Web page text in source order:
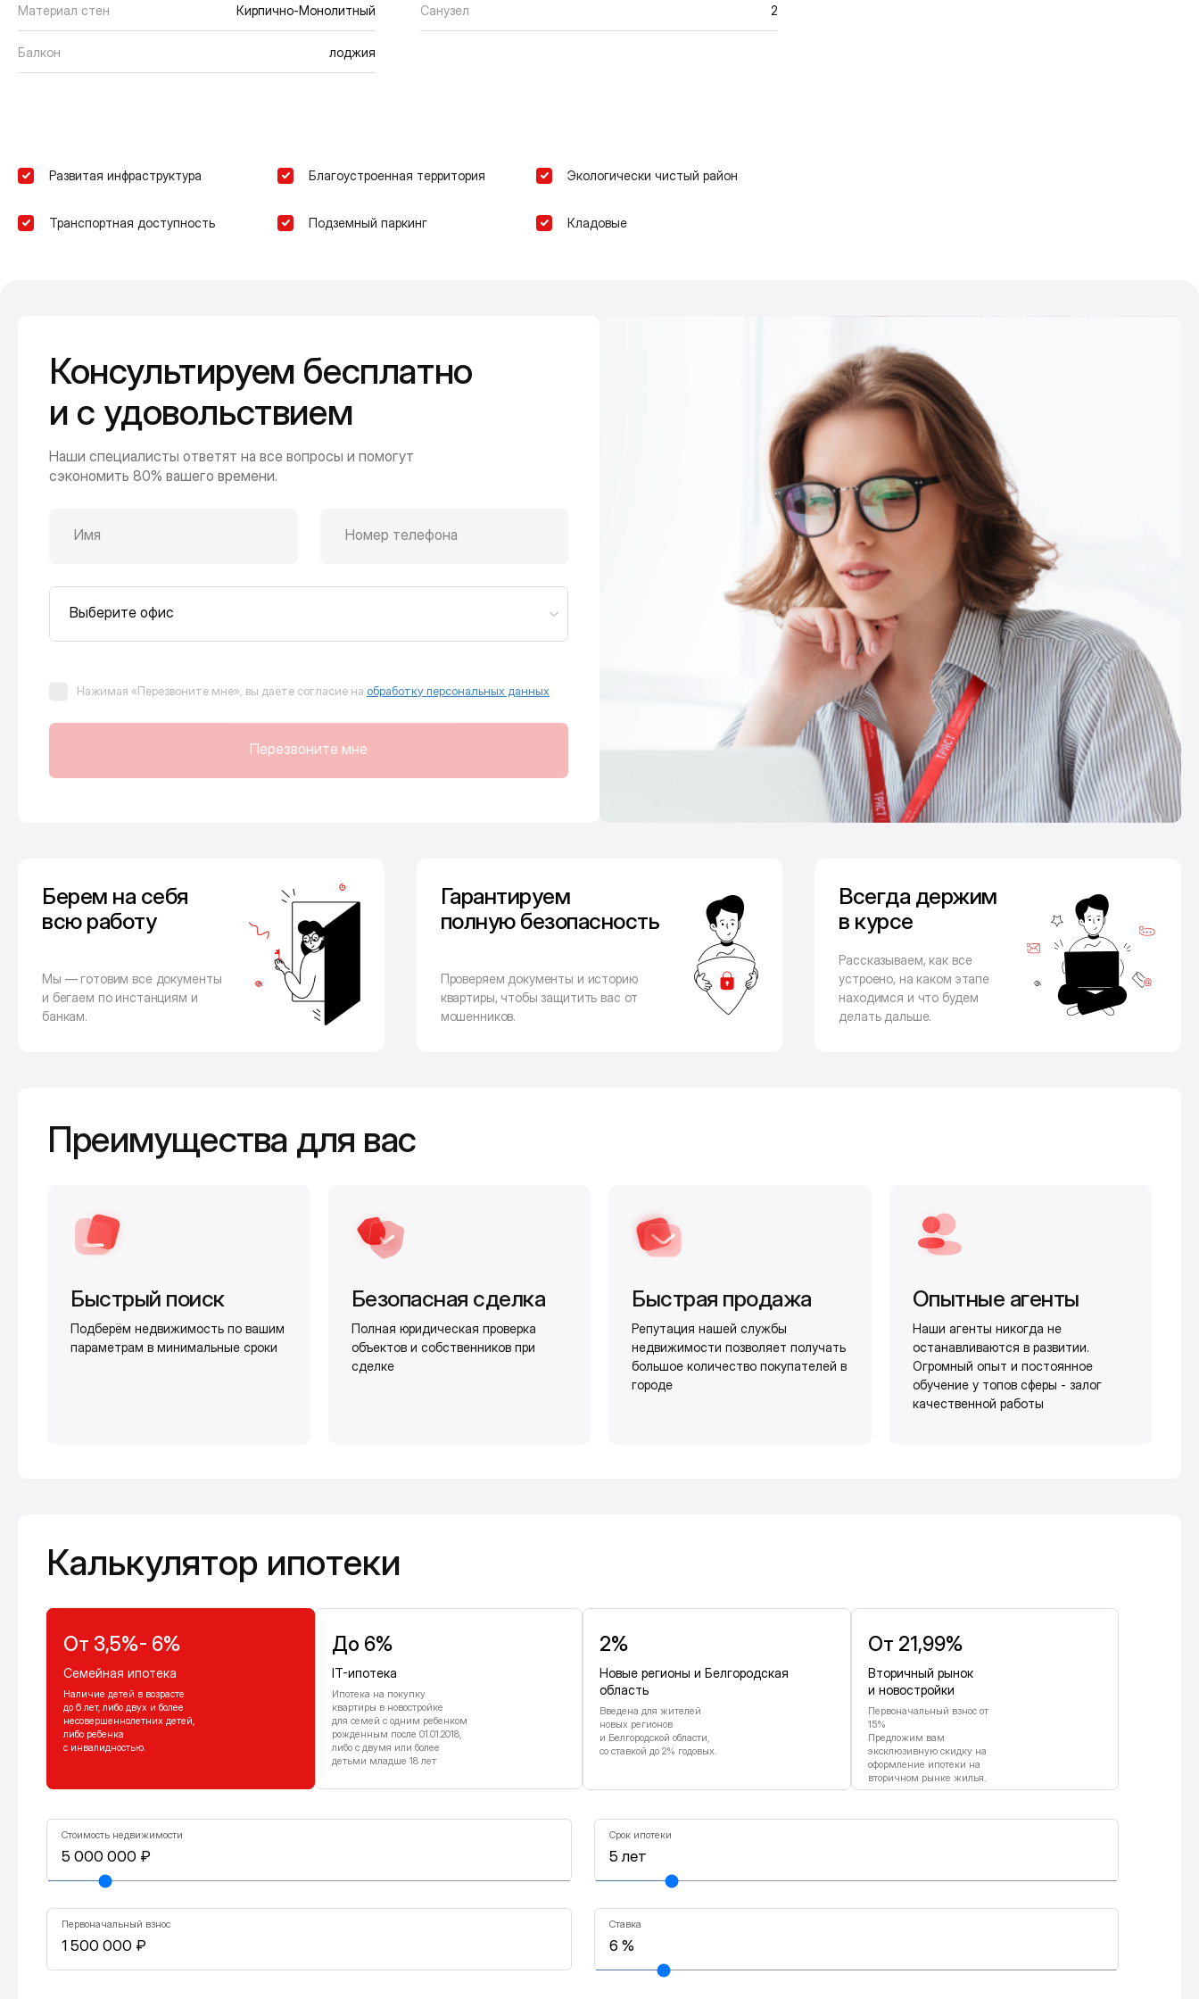
Материал стен Кирпично-Монолитный Санузел 2
Балкон лоджия
Развитая инфраструктура Благоустроенная территория Экологически чистый район
Транспортная доступность Подземный паркинг Кладовые
Консультируем бесплатно
и с удовольствием
Наши специалисты ответят на все вопросы и помогут
сэкономить 80% вашего времени.
Имя Номер телефона
Выберите офис
Нажимая «Перезвоните мне», вы даёте согласие на обработку персональных данных
Перезвоните мне
Берем на себя
всю работу
Мы — готовим все документы
и бегаем по инстанциям и
банкам.
Гарантируем
полную безопасность
Проверяем документы и историю
квартиры, чтобы защитить вас от
мошенников.
Всегда держим
в курсе
Рассказываем, как все
устроено, на каком этапе
находимся и что будем
делать дальше.
Преимущества для вас
Быстрый поиск
Подберём недвижимость по вашим
параметрам в минимальные сроки
Безопасная сделка
Полная юридическая проверка
объектов и собственников при
сделке
Быстрая продажа
Репутация нашей службы
недвижимости позволяет получать
большое количество покупателей в
городе
Опытные агенты
Наши агенты никогда не
останавливаются в развитии.
Огромный опыт и постоянное
обучение у топов сферы - залог
качественной работы
Калькулятор ипотеки
От 3,5%- 6%
Семейная ипотека
Наличие детей в возрасте
до 6 лет, либо двух и более
несовершеннолетних детей,
либо ребенка
с инвалидностью.
До 6%
IT-ипотека
Ипотека на покупку
квартиры в новостройке
для семей с одним ребенком
рожденным после 01.01.2018,
либо с двумя или более
детьми младше 18 лет
2%
Новые регионы и Белгородская
область
Введена для жителей
новых регионов
и Белгородской области,
со ставкой до 2% годовых.
От 21,99%
Вторичный рынок
и новостройки
Первоначальный взнос от
15%
Предложим вам
эксклюзивную скидку на
оформление ипотеки на
вторичном рынке жилья.
Стоимость недвижимости Срок ипотеки
Первоначальный взнос Ставка